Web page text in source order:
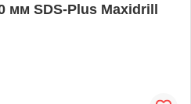
мм SDS-Plus Maxidrill